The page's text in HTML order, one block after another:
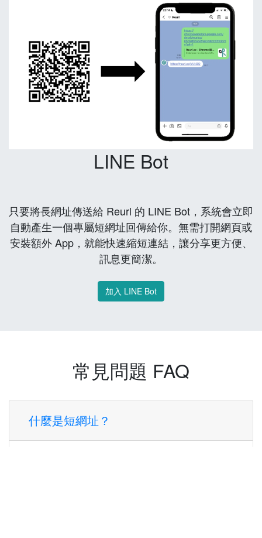
LINE Bot
只要將長網址傳送給 Reurl 的 LINE Bot，系統會立即
自動產生一個專屬短網址回傳給你。無需打開網頁或
安裝額外 App，就能快速縮短連結，讓分享更方便、
訊息更簡潔。
加入 LINE Bot
常見問題 FAQ
什麼是短網址？